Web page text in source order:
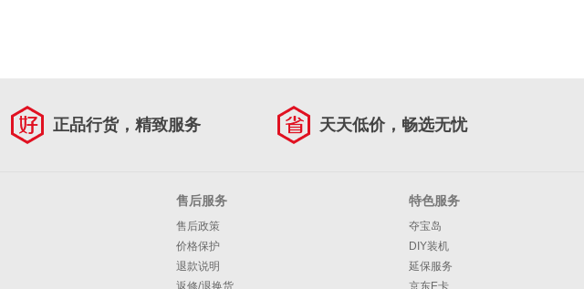
正品行货，精致服务 天天低价，畅选无忧
售后服务
售后政策
价格保护
退款说明
返修/退换货
特色服务
夺宝岛
DIY装机
延保服务
京东E卡